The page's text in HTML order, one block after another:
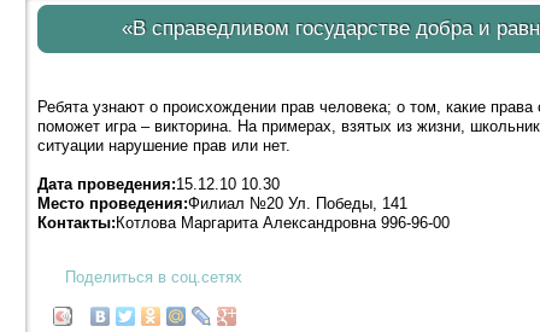
«В справедливом государстве добра и
Ребята узнают о происхождении прав человека; о том, какие
поможет игра – викторина. На примерах, взятых из жизни,
ситуации нарушение прав или нет.
Дата проведения:15.12.10 10.30
Место проведения:Филиал №20 Ул. Победы, 141
Контакты: Котлова Маргарита Александровна 996-96-00
Поделиться в соц.сетях